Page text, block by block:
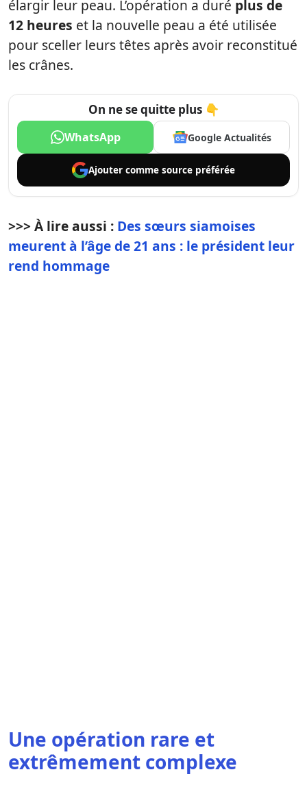
élargir leur peau. L’opération a duré plus de
12 heures et la nouvelle peau a été utilisée
pour sceller leurs têtes après avoir reconstitué
les crânes.
On ne se quitte plus 👇
WhatsApp Google Actualités
Ajouter comme source préférée
>>> À lire aussi : Des sœurs siamoises
meurent à l’âge de 21 ans : le président leur
rend hommage
Une opération rare et
extrêmement complexe